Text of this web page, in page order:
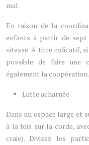
mal.
En raison de la
enfants à partir de sept
vitesse. A titre indicatif,
possible de faire une
également la coopération.
Lutte acharnée
Dans un espace large et
à la fois sur la corde,
craie). Divisez les